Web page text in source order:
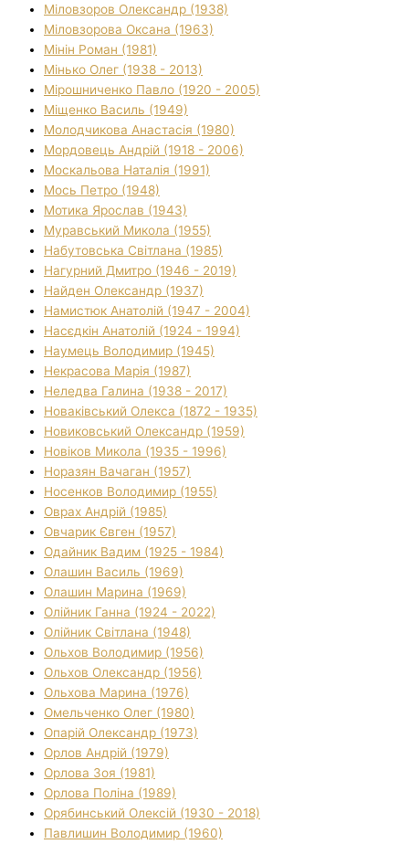
Міловзоров Олександр (1938)
Міловзорова Оксана (1963)
Мінін Роман (1981)
Мінько Олег (1938 - 2013)
Мірошниченко Павло (1920 - 2005)
Міщенко Василь (1949)
Молодчикова Анастасія (1980)
Мордовець Андрій (1918 - 2006)
Москальова Наталія (1991)
Мось Петро (1948)
Мотика Ярослав (1943)
Муравський Микола (1955)
Набутовська Світлана (1985)
Нагурний Дмитро (1946 - 2019)
Найден Олександр (1937)
Намистюк Анатолій (1947 - 2004)
Насєдкін Анатолій (1924 - 1994)
Наумець Володимир (1945)
Некрасова Марія (1987)
Неледва Галина (1938 - 2017)
Новаківський Олекса (1872 - 1935)
Новиковський Олександр (1959)
Новіков Микола (1935 - 1996)
Норазян Вачаган (1957)
Носенков Володимир (1955)
Оврах Андрій (1985)
Овчарик Євген (1957)
Одайник Вадим (1925 - 1984)
Олашин Василь (1969)
Олашин Марина (1969)
Олійник Ганна (1924 - 2022)
Олійник Світлана (1948)
Ольхов Володимир (1956)
Ольхов Олександр (1956)
Ольхова Марина (1976)
Омельченко Олег (1980)
Опарій Олександр (1973)
Орлов Андрій (1979)
Орлова Зоя (1981)
Орлова Поліна (1989)
Орябинський Олексій (1930 - 2018)
Павлишин Володимир (1960)